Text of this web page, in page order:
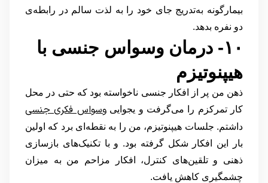
بیمارگونه به‌تدریج جای خود را به لذت سالم در رابطه‌ی
دو نفره بدهد.
۱۰- درمان وسواس جنسی با
هیپنوتیزم
ذهن من پر از افکار جنسی ناخواسته بود که حتی در محل
کار تمرکزم را می‌گرفت و یجواییوسواس فکری جنسی
داشتم. جلسات هیپنوتیزم، من را به نقطه‌ای برد که اولین
بار این افکار شکل گرفته بود. و با تکنیک‌های بازسازی
ذهنی و تلقین‌های کنترل، افکار مزاحم من به میزان
چشمگیری کاهش یافت.